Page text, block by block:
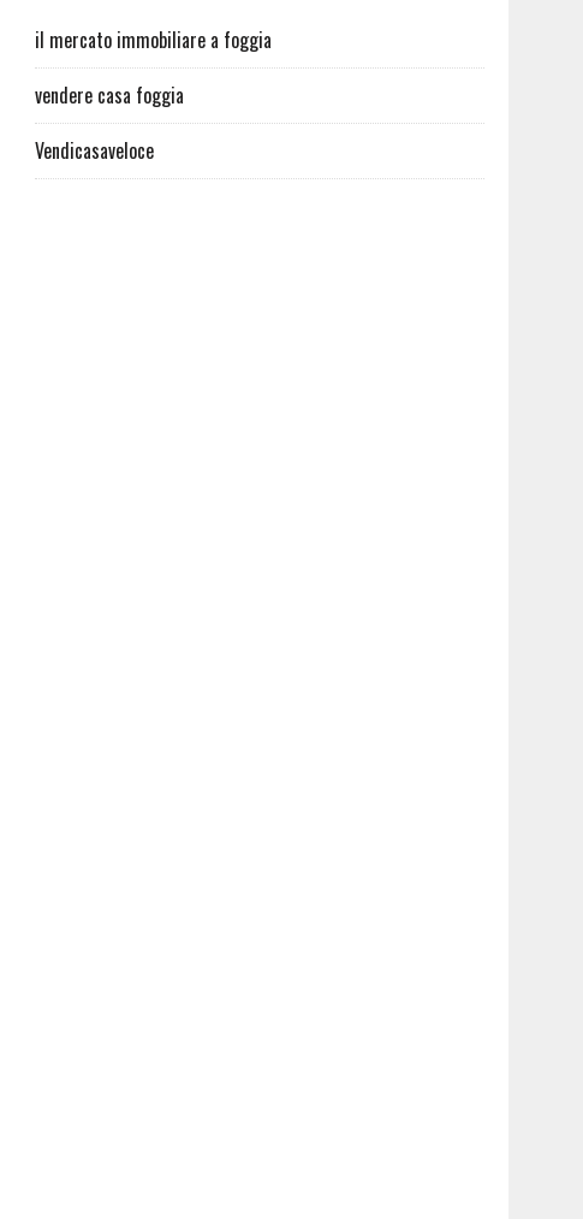
il mercato immobiliare a foggia
vendere casa foggia
Vendicasaveloce